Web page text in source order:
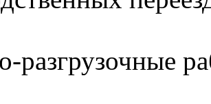
разгрузочные